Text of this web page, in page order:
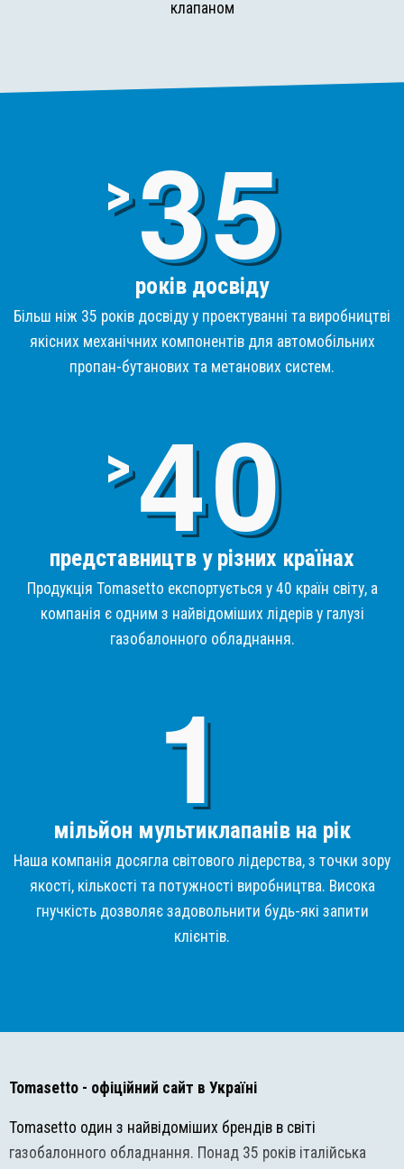
клапаном
>3
років досвіду
Більш ніж 35 років досвіду у проектуванні та виробництві
якісних механічних компонентів для автомобільних
пропан-бутанових та метанових систем.
>4
представництв у різних країнах
Продукція Tomasetto експортується у 40 країн світу, а
компанія є одним з найвідоміших лідерів у галузі
газобалонного обладнання.
мільйон мультиклапанів на рік
Наша компанія досягла світового лідерства, з точки зору
якості, кількості та потужності виробництва. Висока
гнучкість дозволяє задовольнити будь-які запити
клієнтів.
Tomasetto - офіційний сайт в Україні
Tomasetto один з найвідоміших брендів в світі
газобалонного обладнання. Понад 35 років італійська